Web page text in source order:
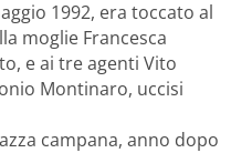
1992, era toccato al
moglie Francesca
e ai tre agenti Vito
Montinaro, uccisi
campana, anno dopo